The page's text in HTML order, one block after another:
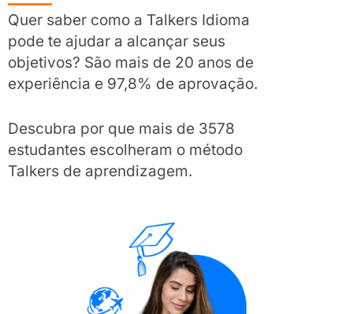
Quer saber como a Talkers Idioma
pode te ajudar a alcançar seus
objetivos? São mais de 20 anos de
experiência e 97,8% de aprovação.
Descubra por que mais de 3578
estudantes escolheram o método
Talkers de aprendizagem.